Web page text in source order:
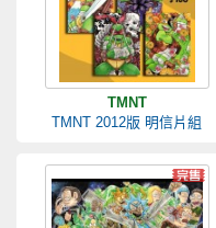
TMNT
TMNT 2012版 明信片組